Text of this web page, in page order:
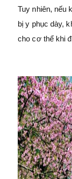
Tuy nhiên, nếu
bị y phục dày,
cho cơ thể khi